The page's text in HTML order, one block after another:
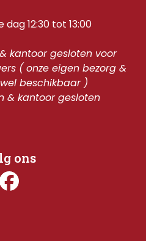
12:30 tot 13:00
kantoor gesloten voor
( onze eigen bezorg &
beschikbaar )
& kantoor gesloten
ons